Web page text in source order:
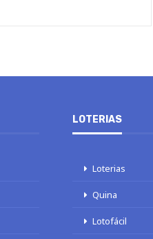
LOTERIAS
Loterias
Quina
Lotofácil